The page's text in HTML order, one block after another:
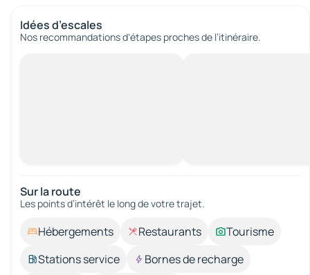
Idées d’escales
Nos recommandations d'étapes proches de l’itinéraire.
Sur la route
Les points d’intérêt le long de votre trajet.
Hébergements Restaurants
Tourisme
Stations service
Bornes de recharge